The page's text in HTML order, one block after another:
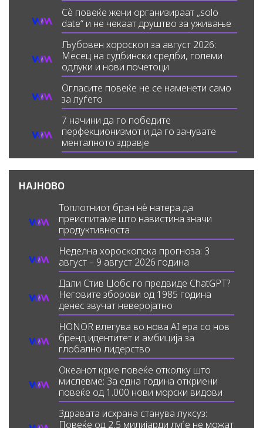
Сè повеќе жени организираат „solo
date“ и не чекаат друштво за уживање
Љубовен хороскоп за август 2026:
Месец на судбински средби, големи
одлуки и нови почетоци
Огласите повеќе не се наменети само
за луѓето
7 начини да го победите
перфекционизмот и да го зачувате
менталното здравје
НАЈНОВО
Топлотниот бран нè натера да
преиспитаме што навистина значи
продуктивноста
Неделна хороскопска прогноза: 3
август – 9 август 2026 година
Дали Стив Џобс го предвиде ChatGPT?
Неговите зборови од 1985 година
денес звучат неверојатно
HONOR влегува во нова AI ера со нов
бренд идентитет и амбиција за
глобално лидерство
Океанот крие повеќе отколку што
мислевме: За една година откриени
повеќе од 1.000 нови морски видови
Здравата исхрана станува луксуз:
Повеќе од 2,5 милијарди луѓе не можат